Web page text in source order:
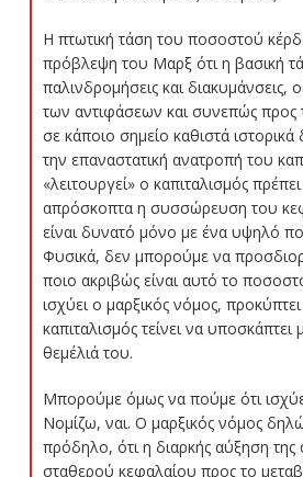
Η πτωτική τάση του ποσοστού
πρόβλεψη του Μαρξ ότι η βασική
παλινδρομήσεις και διακυμάνσεις,
των αντιφάσεων και συνεπώς
σε κάποιο σημείο καθιστά ιστορικά
την επαναστατική ανατροπή του
«λειτουργεί» ο καπιταλισμός
απρόσκοπτα η συσσώρευση του
είναι δυνατό μόνο με ένα υψηλό
Φυσικά, δεν μπορούμε να
ποιο ακριβώς είναι αυτό το
ισχύει ο μαρξικός νόμος, προκύπτει
καπιταλισμός τείνει να υποσκάπτει
θεμέλιά του.
Μπορούμε όμως να πούμε ότι
Νομίζω, ναι. Ο μαρξικός νόμος
πρόδηλο, ότι η διαρκής αύξηση της
σταθερού κεφαλαίου προς το